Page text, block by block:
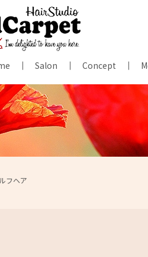
Salon Concept
フヘア